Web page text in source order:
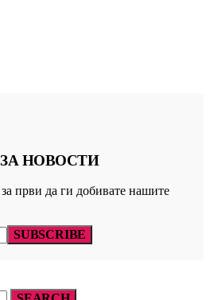
НОВОСТИ
први да ги добивате нашите
SUBSCRIBE